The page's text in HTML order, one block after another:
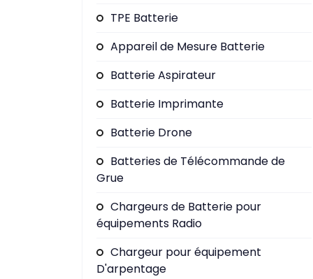
TPE Batterie
Appareil de Mesure Batterie
Batterie Aspirateur
Batterie Imprimante
Batterie Drone
Batteries de Télécommande de
Grue
Chargeurs de Batterie pour
équipements Radio
Chargeur pour équipement
D'arpentage